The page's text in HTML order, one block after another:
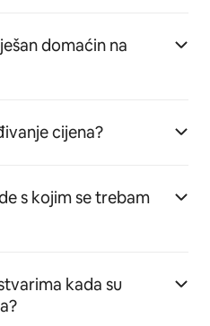
domaćin na
cijena?
s kojim se trebam
kada su